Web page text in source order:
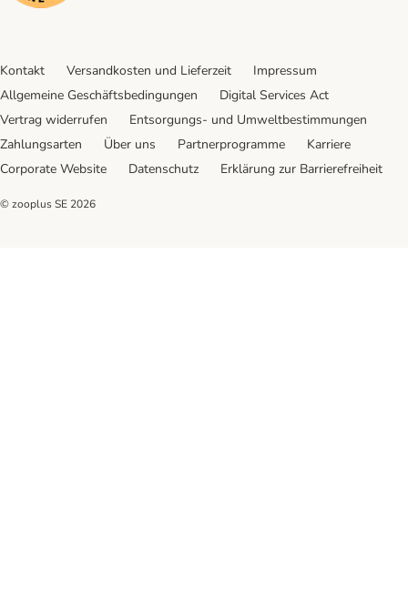
Kontakt Versandkosten und Lieferzeit
Impressum
Allgemeine Geschäftsbedingungen
Digital Services Act
Vertrag widerrufen
Entsorgungs- und Umweltbestimmungen
Zahlungsarten
Über uns Partnerprogramme
Karriere
Corporate Website
Datenschutz Erklärung zur Barrierefreiheit
© zooplus SE 2026